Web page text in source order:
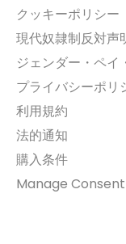
クッキーポリシー
現代奴隷制反対声
ジェンダー・ペ
プライバシーポリ
利用規約
法的通知
購入条件
Manage Consent